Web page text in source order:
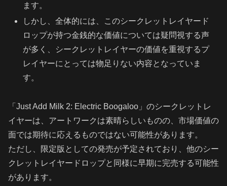
ます。
しかし、全体的には、このシークレットレイヤード
ロップが持つ金銭的な価値については疑問視する声
が多く、シークレットレイヤーの価値を重視するプ
レイヤーにとっては物足りない内容となっていま
す。
「Just Add Milk 2: Electric Boogaloo」のシークレットレ
イヤーは、アートワークは素晴らしいものの、市場価値の
面では期待に応えるものではない可能性があります。
ただし、限定版としての発売が予定されており、他のシー
クレットレイヤードロップと同様に早期に完売する可能性
があります。